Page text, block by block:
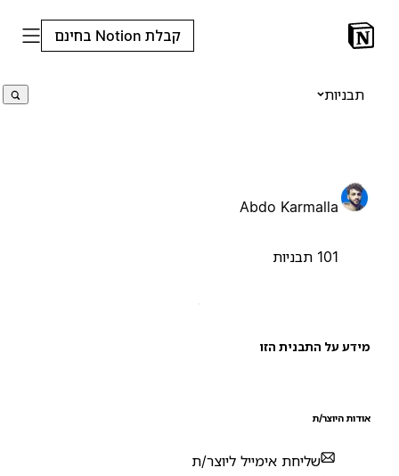
קבלת Notion בחינם
תבניות
Abdo Karmalla
על התבנית הזו
היוצר/ת
שליחת אימייל ליוצר/ת